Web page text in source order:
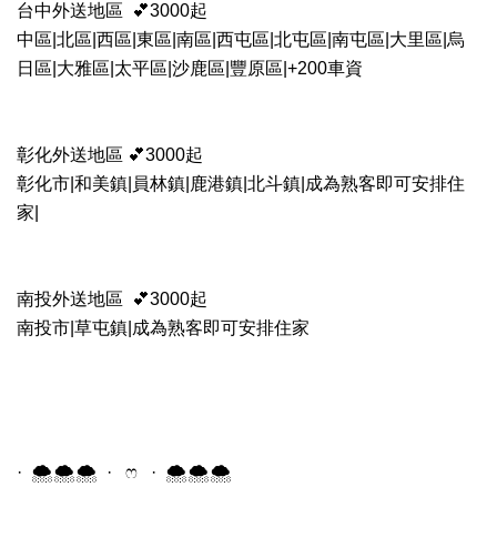
台中外送地區 💕3000起
中區|北區|西區|東區|南區|西屯區|北屯區|南屯區|大里區|烏
日區|大雅區|太平區| 沙鹿區|豐原區|+200車資
彰化外送地區 💕3000起
彰化市|和美鎮|員林鎮|鹿港鎮|北斗鎮 |成為熟客即可安排住
家|
南投外送地區 💕3000起
南投市|草屯鎮 |成為熟客即可安排住家
· 🌨️🌨️🌨️ · ෆ · 🌨️🌨️🌨️